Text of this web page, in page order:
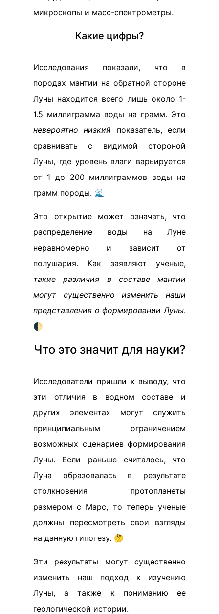
микроскопы и масс-спектрометры.
Какие цифры?
Исследования показали, что в
породах мантии на обратной стороне
Луны находится всего лишь около 1-
1.5 миллиграмма воды на грамм. Это
невероятно низкий показатель, если
сравнивать с видимой стороной
Луны, где уровень влаги варьируется
от 1 до 200 миллиграммов воды на
грамм породы. 🌊
Это открытие может означать, что
распределение воды на Луне
неравномерно и зависит от
полушария. Как заявляют ученые,
такие различия в составе мантии
могут существенно изменить наши
представления о формировании Луны.
🌓
Что это значит для науки?
Исследователи пришли к выводу, что
эти отличия в водном составе и
других элементах могут служить
принципиальным ограничением
возможных сценариев формирования
Луны. Если раньше считалось, что
Луна образовалась в результате
столкновения протопланеты
размером с Марс, то теперь ученые
должны пересмотреть свои взгляды
на данную гипотезу. 🤔
Эти результаты могут существенно
изменить наш подход к изучению
Луны, а также к пониманию ее
геологической истории.